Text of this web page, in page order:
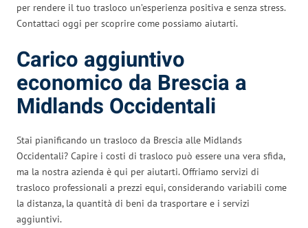
per rendere il tuo trasloco un’esperienza positiva e senza stress.
Contattaci oggi per scoprire come possiamo aiutarti.
Carico aggiuntivo
economico da Brescia a
Midlands Occidentali
Stai pianificando un trasloco da Brescia alle Midlands
Occidentali? Capire i costi di trasloco può essere una vera sfida,
ma la nostra azienda è qui per aiutarti. Offriamo servizi di
trasloco professionali a prezzi equi, considerando variabili come
la distanza, la quantità di beni da trasportare e i servizi
aggiuntivi.